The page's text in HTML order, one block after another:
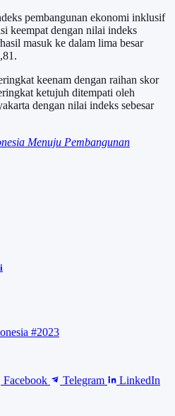
pembangunan ekonomi inklusif
keempat dengan nilai indeks
masuk ke dalam lima besar
keenam dengan raihan skor
ketujuh ditempati oleh
dengan nilai indeks sebesar
Menuju Pembangunan
#2023
Facebook Telegram LinkedIn